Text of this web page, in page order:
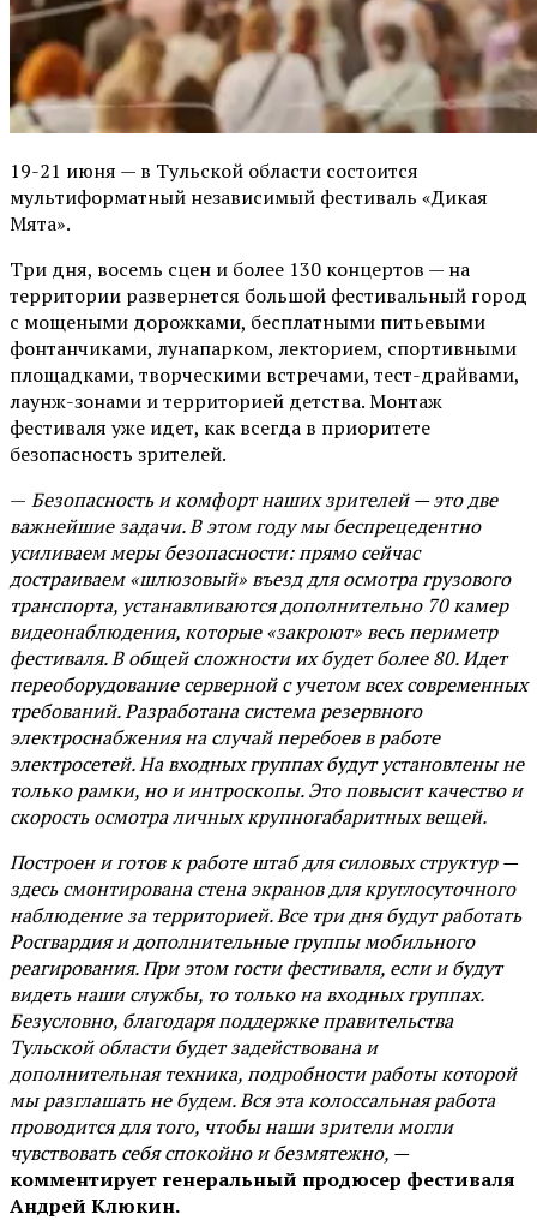
19-21 июня — в Тульской области состоится
мультиформатный независимый фестиваль «Дикая
Мята».
Три дня, восемь сцен и более 130 концертов — на
территории развернется большой фестивальный город
с мощеными дорожками, бесплатными питьевыми
фонтанчиками, лунапарком, лекторием, спортивными
площадками, творческими встречами, тест-драйвами,
лаунж-зонами и территорией детства. Монтаж
фестиваля уже идет, как всегда в приоритете
безопасность зрителей.
— Безопасность и комфорт наших зрителей — это две
важнейшие задачи. В этом году мы беспрецедентно
усиливаем меры безопасности: прямо сейчас
достраиваем «шлюзовый» въезд для осмотра грузового
транспорта, устанавливаются дополнительно 70 камер
видеонаблюдения, которые «закроют» весь периметр
фестиваля. В общей сложности их будет более 80. Идет
переоборудование серверной с учетом всех современных
требований. Разработана система резервного
электроснабжения на случай перебоев в работе
электросетей. На входных группах будут установлены не
только рамки, но и интроскопы. Это повысит качество и
скорость осмотра личных крупногабаритных вещей.
Построен и готов к работе штаб для силовых структур —
здесь смонтирована стена экранов для круглосуточного
наблюдение за территорией. Все три дня будут работать
Росгвардия и дополнительные группы мобильного
реагирования. При этом гости фестиваля, если и будут
видеть наши службы, то только на входных группах.
Безусловно, благодаря поддержке правительства
Тульской области будет задействована и
дополнительная техника, подробности работы которой
мы разглашать не будем. Вся эта колоссальная работа
проводится для того, чтобы наши зрители могли
чувствовать себя спокойно и безмятежно, —
комментирует генеральный продюсер фестиваля
Андрей Клюкин.